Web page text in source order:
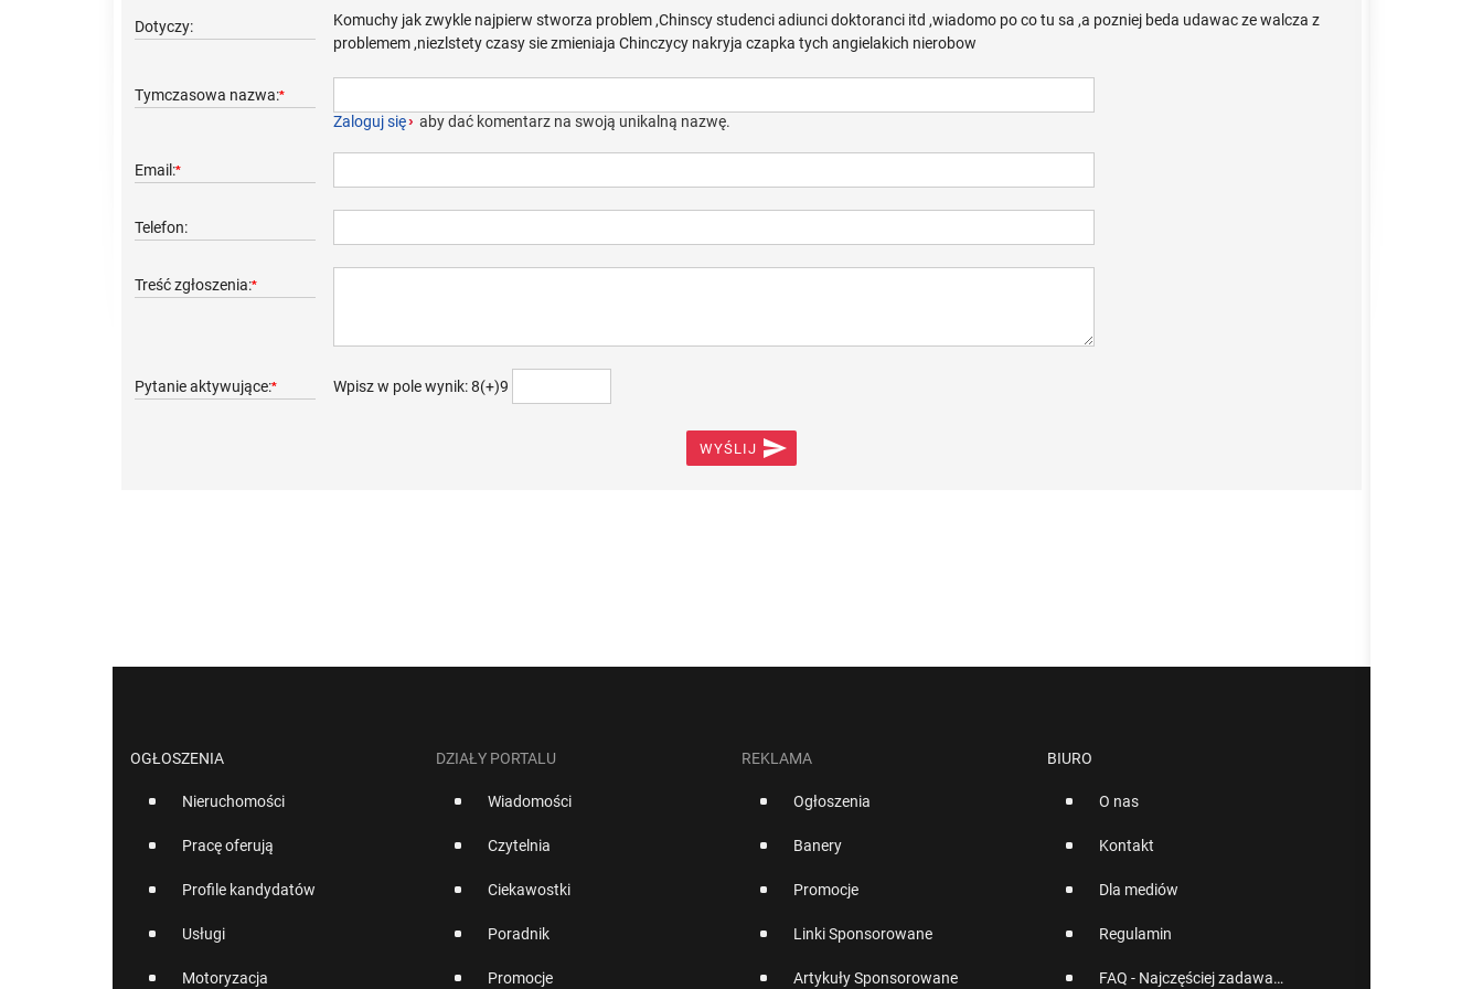
Dotyczy:
Komuchy jak zwykle najpierw stworza problem ,Chinscy studenci adiunci doktoranci itd ,wiadomo po co tu sa ,a pozniej beda udawac ze walcza z
problemem ,niezlstety czasy sie zmieniaja Chinczycy nakryja czapka tych angielakich nierobow
Tymczasowa nazwa:*
Zaloguj się› aby dać komentarz na swoją unikalną nazwę.
Email:*
Telefon:
Treść zgłoszenia:*
Pytanie aktywujące:* Wpisz w pole wynik: 8(+)9
WYŚLIJ 
OGŁOSZENIA
Nieruchomości
Pracę oferują
Profile kandydatów
Usługi
Motoryzacja
DZIAŁY PORTALU
Wiadomości
Czytelnia
Ciekawostki
Poradnik
Promocje
REKLAMA
Ogłoszenia
Banery
Promocje
Linki Sponsorowane
Artykuły Sponsorowane
BIURO
O nas
Kontakt
Dla mediów
Regulamin
FAQ - Najczęściej zadawane pytania